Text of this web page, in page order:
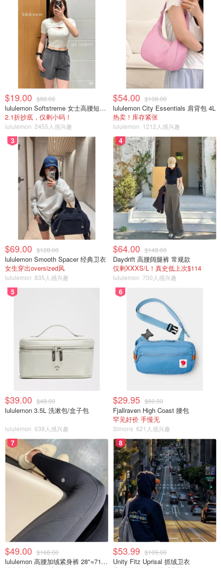
视频来自于Youtube@Paramount Plus ，版权属于原作者
7月最新上映美剧盘点
剧名 上映时间 类型 主演
《幸运女神》
Lucky
剧情 / 犯罪
安雅·泰勒-乔伊 /
安妮特·贝宁 / 蒂
莫西·奥利芬特 /
安洁纽·艾莉丝-
泰勒 / 小克利夫
Silo Season 3
剧情 / 科幻 /
丽贝卡·弗格森 /
科曼 / 哈丽特·瓦
尔特 / 才那扎·乌
奇 / 阿维·纳什
《艾丽 第一季》
2026-07-01 剧情 / 喜剧
莱克西·米恩特里
/ 艾米·皮特兹 /
钱德勒·金尼 / 艾
《极地恶灵 第三
季》
The Terror
Season 3
2026-05-07
剧情 / 惊悚 /
恐怖
迪斯·赖特 / 希·
庞德
《怒呛人生 第二
季》
Beef Season 2
2026-04-16 剧情 / 喜剧
奥斯卡·伊萨克 /
凯瑞·穆里根 / 卡
莉·史派妮
《亢奋 第三季》
Euphoria
Season 3
2026-04-12 剧情
赞达亚 / 亨特·莎
弗 / 埃里克·迪恩
/ 雅各布·艾洛蒂
《黑袍纠察队 第
五季》
剧情 / 喜剧 /
卡尔·厄本 / 杰克
$19.00 $88.00
lululemon Softstreme 女士高腰短裤 10cm
2.1折抄底，仅剩小码！
lululemon 2455人感兴趣
$54.00 $108.00
lululemon City Essentials 肩背包 4L
热卖！库存紧张
lululemon 1212人感兴趣
3
$69.00 $128.00
lululemon Smooth Spacer 经典卫衣
女生穿出oversized风
lululemon 835人感兴趣
4
$64.00 $148.00
Daydrift 高腰阔腿裤 常规款
仅剩XXXS/L！真史低上次$114
lululemon 700人感兴趣
5
$39.00 $48.00
lululemon 3.5L 洗漱包/盒子包
lululemon 638人感兴趣
6
$29.95 $60.00
Fjallraven High Coast 腰包
罕见好价 手慢无
Simons 621人感兴趣
7
$49.00 $168.00
lululemon 高腰加绒紧身裤 28"≈71cm 5个口袋
8
$53.99 $109.00
Unity Fitz Uprisal 抓绒卫衣